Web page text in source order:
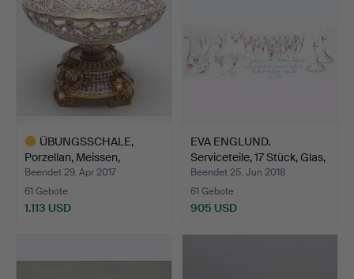
ÜBUNGSSCHALE,
Porzellan, Meissen,
Marcolin…
Beendet 29. Apr 2017
61 Gebote
1.113 USD
EVA ENGLUND.
Serviceteile, 17 Stück, Glas,
…
Beendet 25. Jun 2018
61 Gebote
905 USD